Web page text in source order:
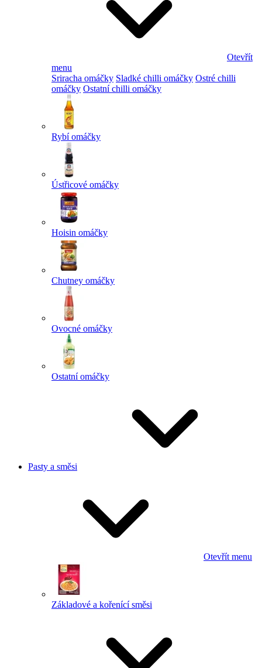
Otevřít
menu
Sriracha omáčky Sladké chilli omáčky Ostré chilli
omáčky Ostatní chilli omáčky
Rybí omáčky
Ústřicové omáčky
Hoisin omáčky
Chutney omáčky
Ovocné omáčky
Ostatní omáčky
Pasty a směsi
Otevřít menu
Základové a kořenící směsi